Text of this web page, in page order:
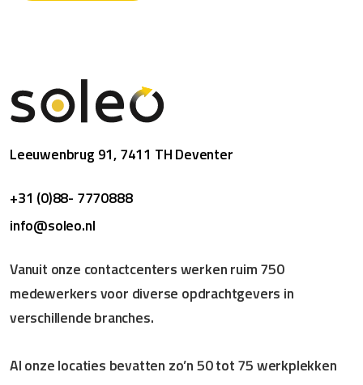
Leeuwenbrug 91, 7411 TH Deventer
+31 (0)88- 7770888
info@soleo.nl
Vanuit onze contactcenters werken ruim 750
medewerkers voor diverse opdrachtgevers in
verschillende branches.
Al onze locaties bevatten zo’n 50 tot 75 werkplekken